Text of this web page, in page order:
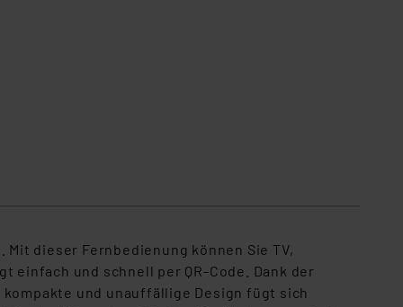
dieser Fernbedienung können Sie TV,
einfach und schnell per QR-Code. Dank der
und unauffällige Design fügt sich